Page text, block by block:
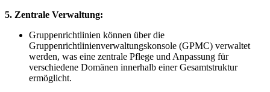
5. Zentrale Verwaltung:
Gruppenrichtlinien können über die
Gruppenrichtlinienverwaltungskonsole (GPMC) verwaltet
werden, was eine zentrale Pflege und Anpassung für
verschiedene Domänen innerhalb einer Gesamtstruktur
ermöglicht.